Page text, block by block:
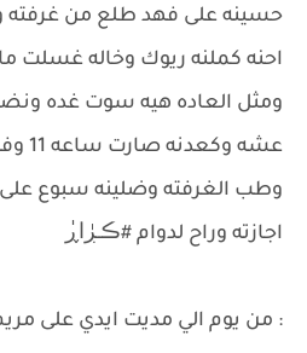
حسينه على فهد طلع من غرفته
احنه كملنه ريوك وخاله غسلت
ومثل العاده هيه سوت غده
وطب الغرفته وضلينه سبوع
اجازته وراح لدوام #ڪــڔٰا̍ڕ
: من يوم الي مديت ايدي على